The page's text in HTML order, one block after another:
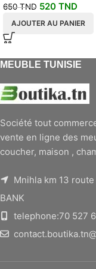
650TND 520 TND
AJOUTER AU PANIER
MEUBLE TUNISIE
Société tout
vente en ligne des
coucher, maison ,
Mnihla km 13
BANK
telephone:70 527